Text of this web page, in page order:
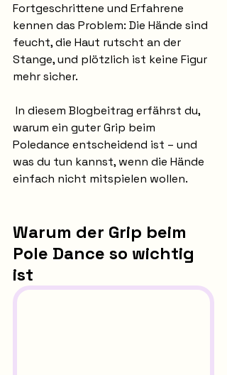
Fortgeschrittene und Erfahrene
kennen das Problem: Die Hände sind
feucht, die Haut rutscht an der
Stange, und plötzlich ist keine Figur
mehr sicher.
In diesem Blogbeitrag erfährst du,
warum ein guter Grip beim
Poledance entscheidend ist – und
was du tun kannst, wenn die Hände
einfach nicht mitspielen wollen.
Warum der Grip beim
Pole Dance so wichtig
ist